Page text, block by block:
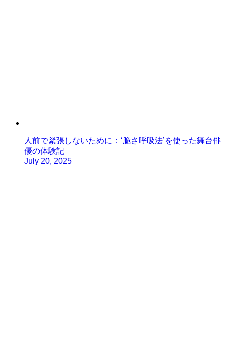
人前で緊張しないために：‘脆さ呼吸法’を使った舞台俳
優の体験記
July 20, 2025